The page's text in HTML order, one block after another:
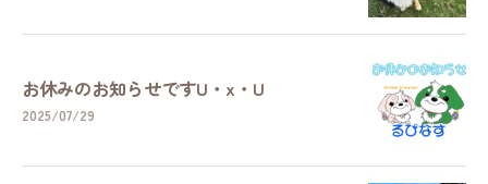
お休みのお知らせですU・x・U
2025/07/29